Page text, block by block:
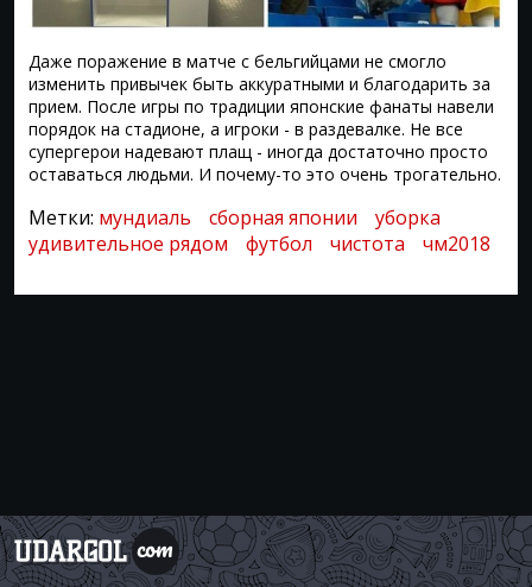
Даже поражение в матче с бельгийцами не смогло
изменить привычек быть аккуратными и благодарить за
прием. После игры по традиции японские фанаты навели
порядок на стадионе, а игроки - в раздевалке. Не все
супергерои надевают плащ - иногда достаточно просто
оставаться людьми. И почему-то это очень трогательно.
Метки: мундиаль сборная японии
уборка
удивительное рядом
футбол чистота чм2018